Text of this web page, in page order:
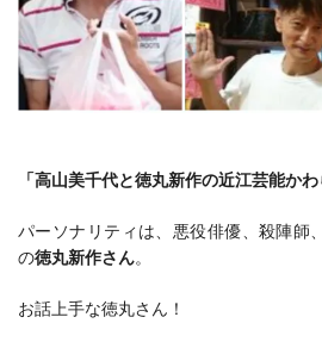
「高山美千代と徳丸新作の近江芸能かわ
パーソナリティは、悪役俳優、殺陣師
の徳丸新作さん。
お話上手な徳丸さん！